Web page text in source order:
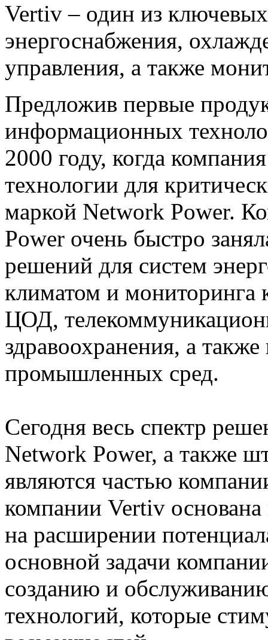
Vertiv – один из
энергоснабжения,
управления, а также
Предложив первые
информационных
2000 году, когда
технологии для
маркой Network Power.
Power очень быстро
решений для систем
климатом и мониторинга
ЦОД,
здравоохранения, а
промышленных сред.
Сегодня весь спектр
Network Power, а также
являются частью
компании Vertiv
на расширении
основной задачи
созданию и
технологий, которые